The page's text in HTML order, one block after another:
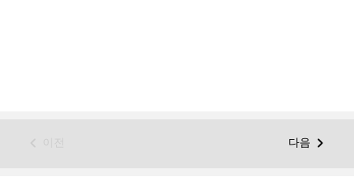
다음 